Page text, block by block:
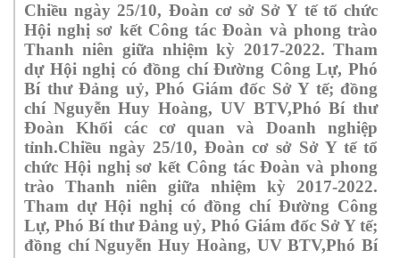
Chiều ngày 25/10, Đoàn cơ sở Sở Y tế tổ chức
Hội nghị sơ kết Công tác Đoàn và phong trào
Thanh niên giữa nhiệm kỳ 2017-2022. Tham
dự Hội nghị có đồng chí Đường Công Lự, Phó
Bí thư Đảng uỷ, Phó Giám đốc Sở Y tế; đồng
chí Nguyễn Huy Hoàng, UV BTV,Phó Bí thư
Đoàn Khối các cơ quan và Doanh nghiệp
tỉnh.Chiều ngày 25/10, Đoàn cơ sở Sở Y tế tổ
chức Hội nghị sơ kết Công tác Đoàn và phong
trào Thanh niên giữa nhiệm kỳ 2017-2022.
Tham dự Hội nghị có đồng chí Đường Công
Lự, Phó Bí thư Đảng uỷ, Phó Giám đốc Sở Y tế;
đồng chí Nguyễn Huy Hoàng, UV BTV,Phó Bí